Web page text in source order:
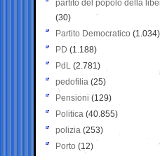
partito del popolo della
(30)
Partito Democratico (1.034)
PD (1.188)
PdL (2.781)
pedofilia (25)
Pensioni (129)
Politica (40.855)
polizia (253)
Porto (12)